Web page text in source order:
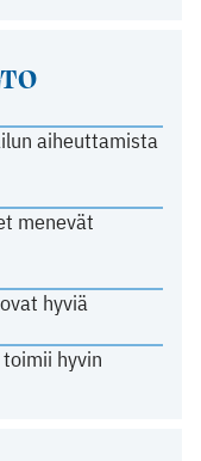
aiheuttamista
menevät
hyviä
hyvin